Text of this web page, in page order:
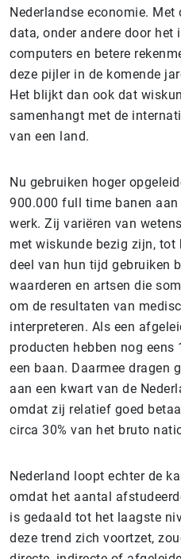
Nederlandse economie.
data, onder andere door het
computers en betere
deze pijler in de komende
Het blijkt dan ook dat
samenhangt met de
van een land.
Nu gebruiken hoger
900.000 full time banen
werk. Zij variëren van
met wiskunde bezig zijn, tot
deel van hun tijd gebruiken
waarderen en artsen die
om de resultaten van
interpreteren. Als een
producten hebben nog eens
een baan. Daarmee dragen
aan een kwart van de
omdat zij relatief goed
circa 30% van het bruto
Nederland loopt echter de
omdat het aantal
is gedaald tot het laagste
deze trend zich voortzet,